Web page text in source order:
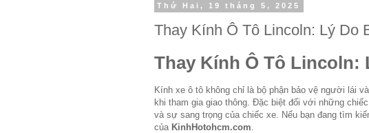
Thứ Hai, 19 tháng 5, 2025
Thay Kính Ô Tô Lincoln: Lý Do
Thay Kính Ô Tô Lincoln:
Kính xe ô tô không chỉ là bộ phận bảo vệ người lái
khi tham gia giao thông. Đặc biệt đối với những
và sự sang trọng của chiếc xe. Nếu bạn đang tìm
của KinhHotohcm.com